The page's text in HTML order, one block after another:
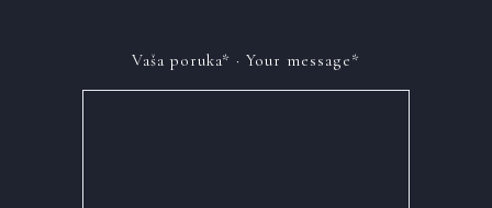
Vaša poruka* · Your message*